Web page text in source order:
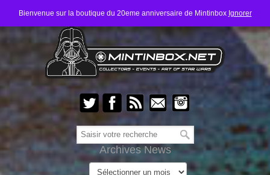
Bienvenue sur la boutique du 20eme anniversaire de Mintinbox Ignorer
Archives News